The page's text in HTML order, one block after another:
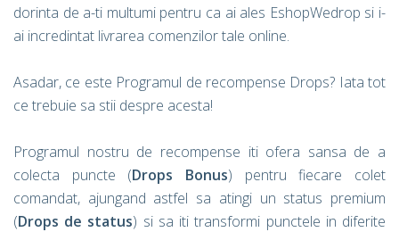
dorinta de a-ti multumi pentru ca ai ales EshopWedrop si i-
ai incredintat livrarea comenzilor tale online.
Asadar, ce este Programul de recompense Drops? Iata tot
ce trebuie sa stii despre acesta!
Programul nostru de recompense iti ofera sansa de a
colecta puncte (Drops Bonus) pentru fiecare colet
comandat, ajungand astfel sa atingi un status premium
(Drops de status) si sa iti transformi punctele in diferite